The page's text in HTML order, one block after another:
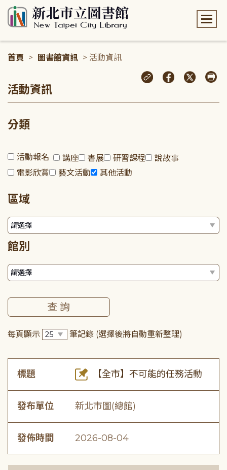
首頁 > 圖書館資訊 > 活動資訊
活動資訊
分類
活動報名 講座 書展 研習課程
說故事
電影欣賞
藝文活動 其他活動
區域
館別
每頁顯示 筆記錄 (選擇後將自動重新整理)
標題 【全市】不可能的任務活動
發布單位 新北市圖(總館)
發佈時間 2026-08-04